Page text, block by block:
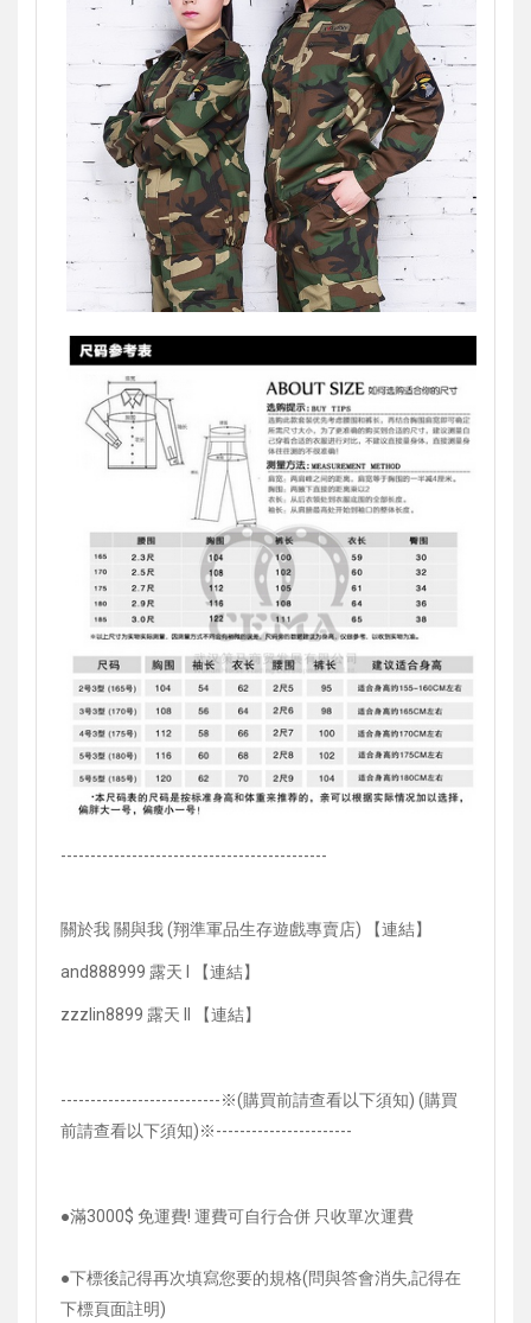
---------------------------------------------
關於我 關與我 (翔準軍品生存遊戲專賣店) 【連結】
and888999 露天 I 【連結】
zzzlin8899 露天 II 【連結】
---------------------------※(購買前請查看以下須知) (購買
前請查看以下須知)※-----------------------
●滿3000$ 免運費! 運費可自行合併 只收單次運費
●下標後記得再次填寫您要的規格(問與答會消失,記得在
下標頁面註明)